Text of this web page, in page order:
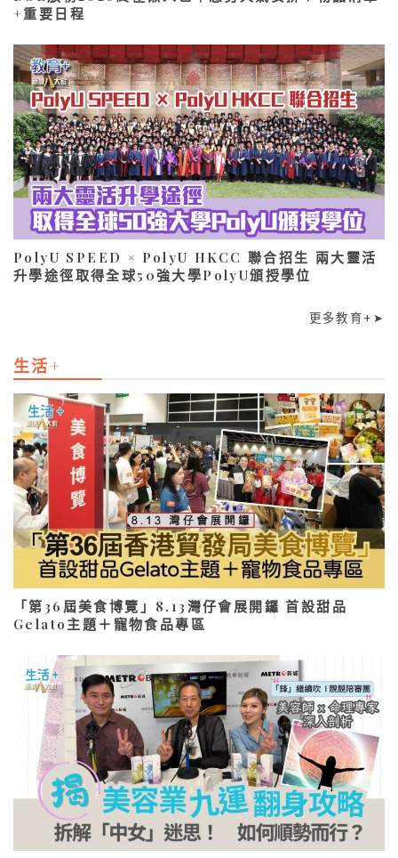
+重要日程
PolyU SPEED × PolyU HKCC 聯合招生 兩大靈活
升學途徑取得全球50強大學PolyU頒授學位
更多教育+➤
生活+
「第36屆美食博覽」8.13灣仔會展開鑼 首設甜品
Gelato主題＋寵物食品專區